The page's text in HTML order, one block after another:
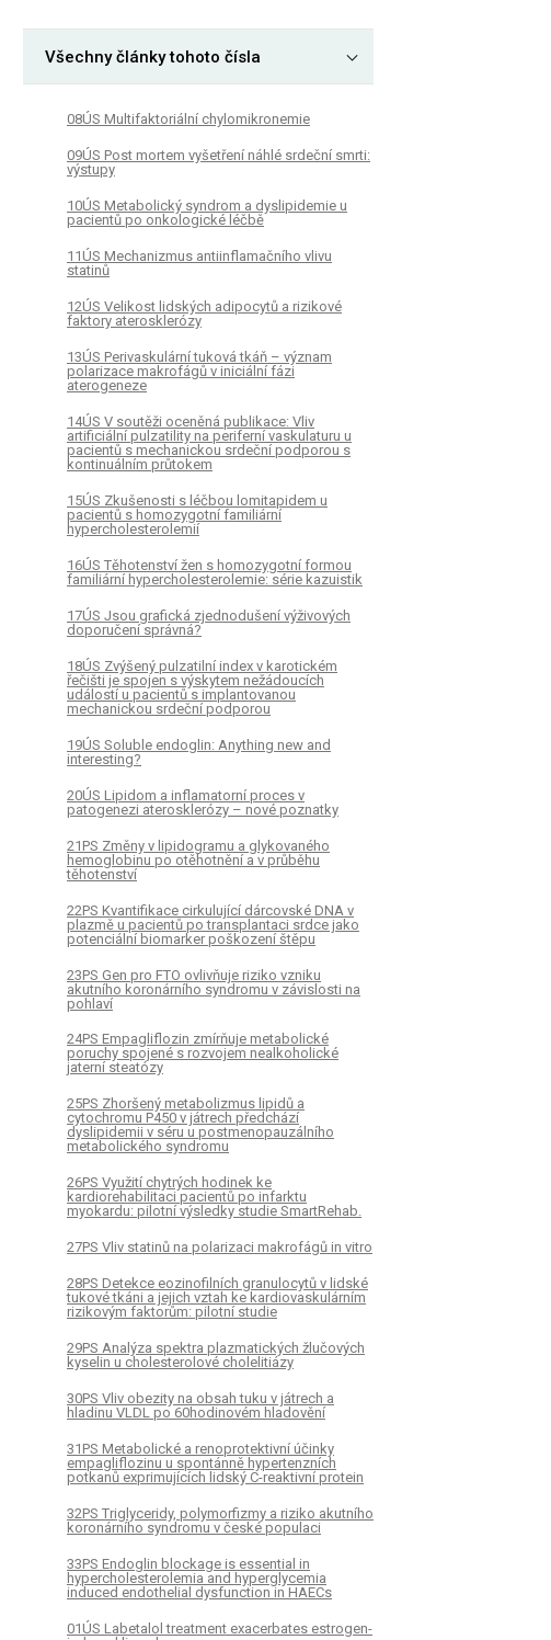
03ÚS Indexy polyenových mastných
kyselin omega-3 a omega-6 s
dlouhým řetězcem v plazmatických
fosfolipidech u osob s vysokým
kardiovaskulárním rizikem
Všechny články tohoto čísla
08ÚS Multifaktoriální chylomikronemie
09ÚS Post mortem vyšetření náhlé srdeční smrti:
výstupy
10ÚS Metabolický syndrom a dyslipidemie u
pacientů po onkologické léčbě
11ÚS Mechanizmus antiinflamačního vlivu
statinů
12ÚS Velikost lidských adipocytů a rizikové
faktory aterosklerózy
13ÚS Perivaskulární tuková tkáň – význam
polarizace makrofágů v iniciální fázi
aterogeneze
14ÚS V soutěži oceněná publikace: Vliv
artificiální pulzatility na periferní vaskulaturu u
pacientů s mechanickou srdeční podporou s
kontinuálním průtokem
15ÚS Zkušenosti s léčbou lomitapidem u
pacientů s homozygotní familiární
hypercholesterolemií
16ÚS Těhotenství žen s homozygotní formou
familiární hypercholesterolemie: série kazuistik
17ÚS Jsou grafická zjednodušení výživových
doporučení správná?
18ÚS Zvýšený pulzatilní index v karotickém
řečišti je spojen s výskytem nežádoucích
událostí u pacientů s implantovanou
mechanickou srdeční podporou
19ÚS Soluble endoglin: Anything new and
interesting?
20ÚS Lipidom a inflamatorní proces v
patogenezi aterosklerózy – nové poznatky
21PS Změny v lipidogramu a glykovaného
hemoglobinu po otěhotnění a v průběhu
těhotenství
22PS Kvantifikace cirkulující dárcovské DNA v
plazmě u pacientů po transplantaci srdce jako
potenciální biomarker poškození štěpu
23PS Gen pro FTO ovlivňuje riziko vzniku
akutního koronárního syndromu v závislosti na
pohlaví
24PS Empagliflozin zmírňuje metabolické
poruchy spojené s rozvojem nealkoholické
jaterní steatózy
25PS Zhoršený metabolizmus lipidů a
cytochromu P450 v játrech předchází
dyslipidemii v séru u postmenopauzálního
metabolického syndromu
26PS Využití chytrých hodinek ke
kardiorehabilitaci pacientů po infarktu
myokardu: pilotní výsledky studie SmartRehab.
27PS Vliv statinů na polarizaci makrofágů in vitro
28PS Detekce eozinofilních granulocytů v lidské
tukové tkáni a jejich vztah ke kardiovaskulárním
rizikovým faktorům: pilotní studie
29PS Analýza spektra plazmatických žlučových
kyselin u cholesterolové cholelitiázy
30PS Vliv obezity na obsah tuku v játrech a
hladinu VLDL po 60hodinovém hladovění
31PS Metabolické a renoprotektivní účinky
empagliflozinu u spontánně hypertenzních
potkanů exprimujících lidský C-reaktivní protein
32PS Triglyceridy, polymorfizmy a riziko akutního
koronárního syndromu v české populaci
33PS Endoglin blockage is essential in
hypercholesterolemia and hyperglycemia
induced endothelial dysfunction in HAECs
01ÚS Labetalol treatment exacerbates estrogen-